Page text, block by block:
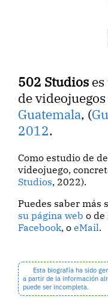
502 Studios
de
Guatemala, (
2012.
Como estudio de
videojuego,
Studios, 2022).
Puedes saber más
su página web o
Facebook, oeMail.
Esta biografía ha sido
a partir de la información
puede ser incompleta.